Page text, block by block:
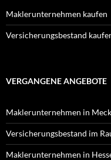
Maklerunternehmen kaufen
Versicherungsbestand
VERGANGENE ANGEBOTE
Maklerunternehmen in
Versicherungsbestand im
Maklerunternehmen in